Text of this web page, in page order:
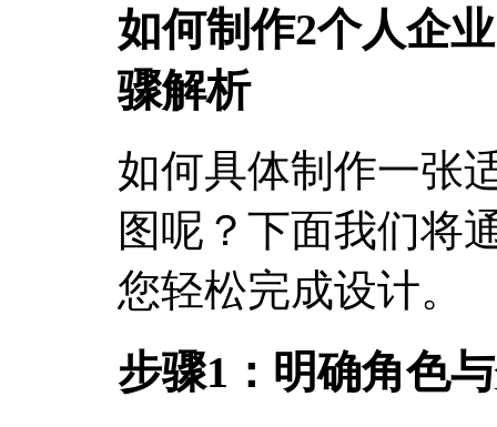
如何制作2个人企
骤解析
如何具体制作一张
图呢？下面我们将
您轻松完成设计。
步骤1：明确角色